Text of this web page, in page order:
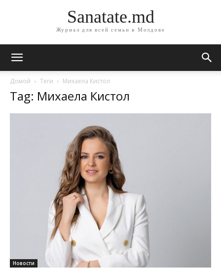
Sanatate.md
Журнал для всей семьи в Молдове
Домой Теги Михаела Кистол
Tag: Михаела Кистол
Новости